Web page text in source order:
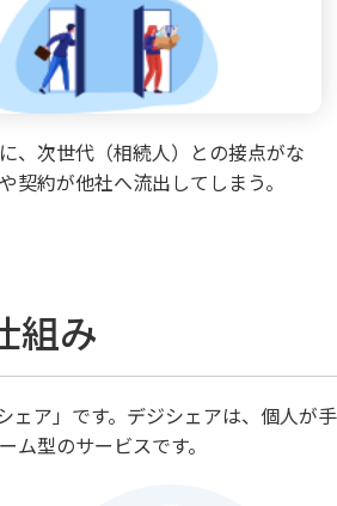
、次世代（相続人）との接点がな
契約が他社へ流出してしまう。
組み
ア」です。デジシェアは、個人が
型のサービスです。